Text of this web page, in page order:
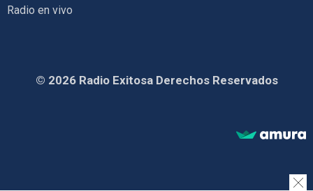
Radio en vivo
© 2026 Radio Exitosa Derechos Reservados